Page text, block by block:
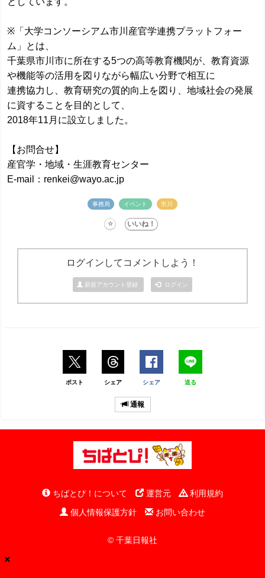
※「大学コンソーシアム市川産官学連携プラットフォー
ム」とは、
千葉県市川市に所在する5つの高等教育機関が、教育資源
や機能等の活用を図りながら幅広い分野で相互に
連携協力し、教育研究の質的向上を図り、地域社会の発展
に資することを目的として、
2018年11月に設立しました。
【お問合せ】
産官学・地域・生涯教育センター
E-mail：renkei@wayo.ac.jp
事務局 イベント 市川
ログインしてコメントしよう！
新規アカウント登録 ログイン
ポスト シェア シェア 送る
通報
ちばとぴ！について 運営元
利用規約
個人情報保護方針
お問い合わせ
© 千葉日報社
×